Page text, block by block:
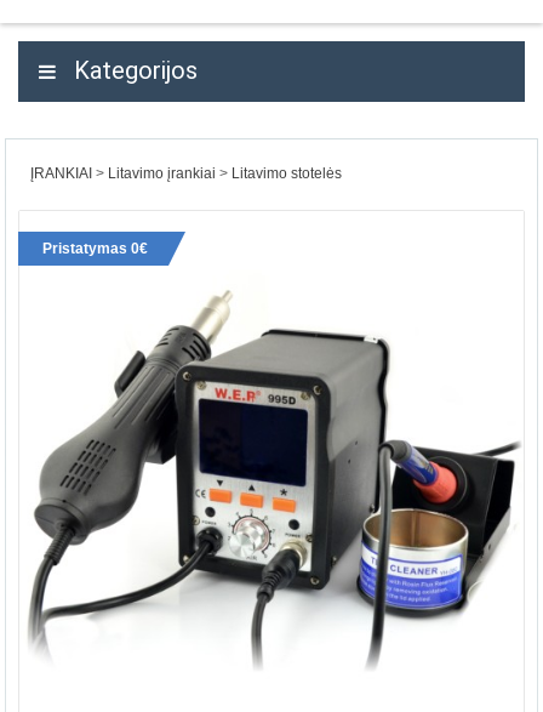
Kategorijos
ĮRANKIAI Litavimo įrankiai Litavimo stotelės
Pristatymas 0€